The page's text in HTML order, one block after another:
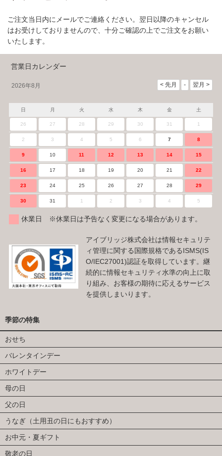
ご注文当日内にメールでご連絡ください。翌日以降のキャンセル
はお受けしておりませんので、十分ご確認の上でご注文をお願い
いたします。
営業日カレンダー
2026年8月
日 月 火 水 木 金 土
26 27 28 29 30 31 1
2 3 4 5 6 7 8
9 10 11 12 13 14 15
16 17 18 19 20 21 22
23 24 25 26 27 28 29
30 31 1 2 3 4 5
休業日 ※休業日は予告なく変更になる場合があります。
アイブリッジ株式会社は情報セキュリテ
ィ管理に関する国際規格であるISMS(IS
O/IEC27001)認証を取得しています。継
続的に情報セキュリティ水準の向上に取
り組み、お客様の期待に応えるサービス
を提供しまいります。
季節の特集
おせち
バレンタインデー
ホワイトデー
母の日
父の日
うなぎ（土用丑の日にもおすすめ）
お中元・夏ギフト
敬老の日